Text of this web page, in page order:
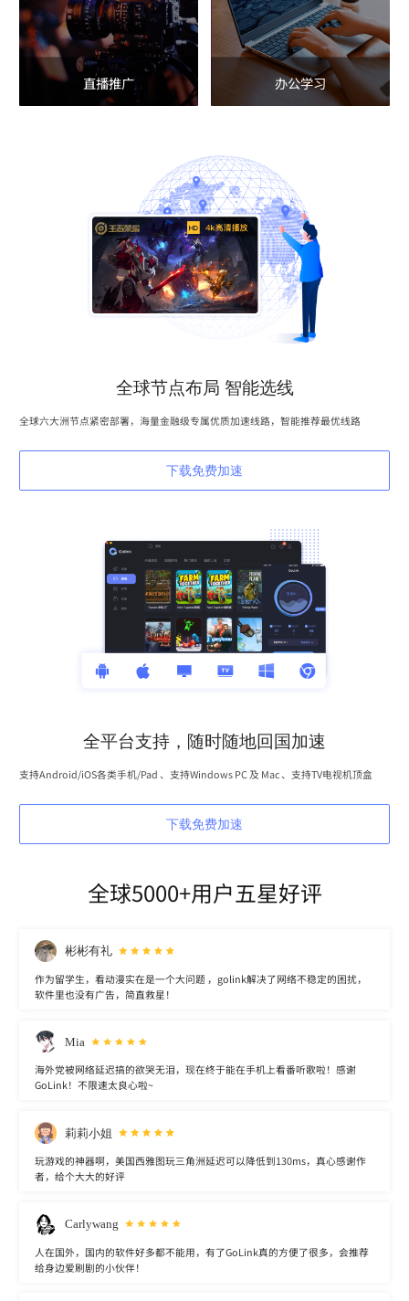
直播推广 办公学习
全球节点布局 智能选线
全球六大洲节点紧密部署，海量金融级专属优质加速线路，智能推荐最优线路
下载免费加速
全平台支持，随时随地回国加速
支持Android/iOS各类手机/Pad 、支持Windows PC 及 Mac 、支持TV电视机顶盒
下载免费加速
全球5000+用户五星好评
彬彬有礼
作为留学生，看动漫实在是一个大问题 ，golink解决了网络不稳定的困扰，
软件里也没有广告，简直救星！
Mia
海外党被网络延迟搞的欲哭无泪，现在终于能在手机上看番听歌啦！感谢
GoLink！不限速太良心啦~
莉莉小姐
玩游戏的神器啊，美国西雅图玩三角洲延迟可以降低到130ms，真心感谢作
者，给个大大的好评
Carlywang
人在国外，国内的软件好多都不能用，有了GoLink真的方便了很多，会推荐
给身边爱刷剧的小伙伴！